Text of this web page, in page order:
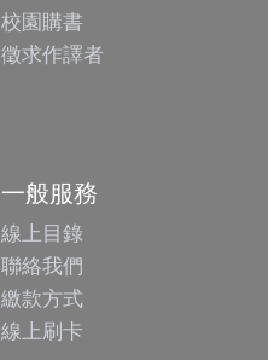
校園購書
徵求作譯者
一般服務
線上目錄
聯絡我們
繳款方式
線上刷卡